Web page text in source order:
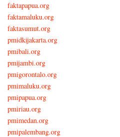
faktapapua.org
faktamaluku.org
faktasumut.org
pmidkijakarta.org
pmibali.org
pmijambi.org
pmigorontalo.org
pmimaluku.org
pmipapua.org
pmiriau.org
pmimedan.org
pmipalembang.org